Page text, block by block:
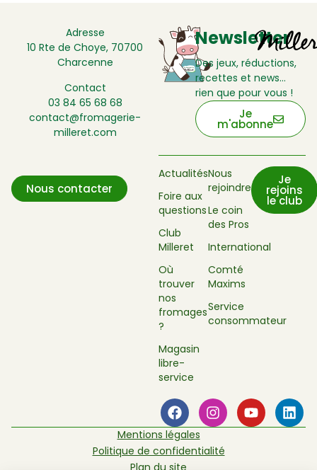
Adresse
10 Rte de Choye, 70700
Charcenne
Contact
03 84 65 68 68
contact@fromagerie-
milleret.com
Nous contacter
Newsletter
Des jeux, réductions,
recettes et news…
rien que pour vous !
Je
m'abonne
Actualités
Foire aux
questions
Club
Milleret
Où
trouver
nos
fromages
?
Magasin
libre-
service
Nous
rejoindre
Le coin
des Pros
International
Comté
Maxims
Service
consommateur
Je
rejoins
le club
Mentions légales
Politique de confidentialité